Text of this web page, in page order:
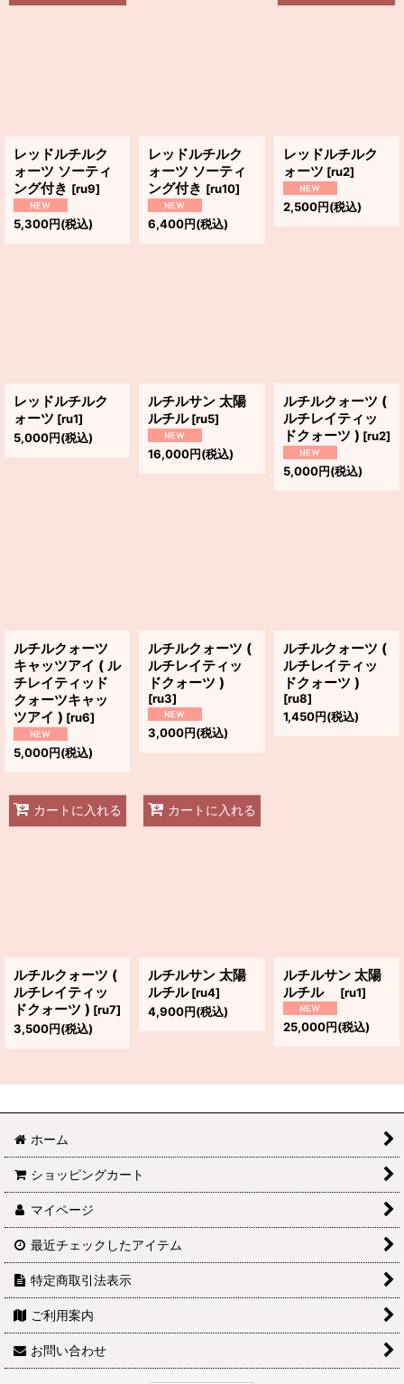
レッドルチルク
ォーツ ソーティ
ング付き [ru9]
5,300円(税込)
レッドルチルク
ォーツ ソーティ
ング付き [ru10]
6,400円(税込)
レッドルチルク
ォーツ [ru2]
2,500円(税込)
レッドルチルク
ォーツ [ru1]
5,000円(税込)
ルチルサン 太陽
ルチル [ru5]
16,000円(税込)
ルチルクォーツ (
ルチレイティッ
ドクォーツ ) [ru2]
5,000円(税込)
ルチルクォーツ
キャッツアイ ( ル
チレイティッド
クォーツキャッ
ツアイ ) [ru6]
5,000円(税込)
カートに入れる
ルチルクォーツ (
ルチレイティッ
ドクォーツ )
[ru3]
3,000円(税込)
カートに入れる
ルチルクォーツ (
ルチレイティッ
ドクォーツ )
[ru8]
1,450円(税込)
ルチルクォーツ (
ルチレイティッ
ドクォーツ ) [ru7]
3,500円(税込)
ルチルサン 太陽
ルチル [ru4]
4,900円(税込)
ルチルサン 太陽
ルチル
[ru1]
25,000円(税込)
ホーム
ショッピングカート
マイページ
最近チェックしたアイテム
特定商取引法表示
ご利用案内
お問い合わせ